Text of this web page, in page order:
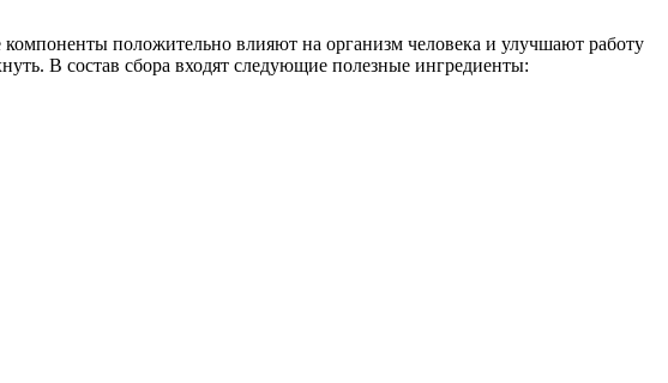
положительно влияют на организм человека и улучшают работу
В состав сбора входят следующие полезные ингредиенты: